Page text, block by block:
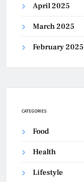
April 2025
March 2025
February 2025
CATEGORIES
Food
Health
Lifestyle